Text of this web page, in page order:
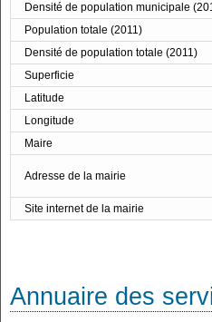
Densité de population municipale
Population totale (2011)
Densité de population totale (2011)
Superficie
Latitude
Longitude
Maire
Adresse de la mairie
Site internet de la mairie
Annuaire des